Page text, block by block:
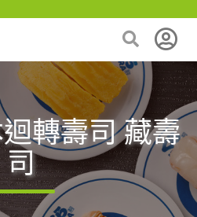
轉壽司 藏壽
司